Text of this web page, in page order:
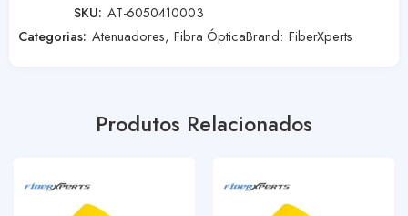
SKU: AT-6050410003
Categorias: Atenuadores, Fibra ÓpticaBrand: FiberXperts
Produtos Relacionados